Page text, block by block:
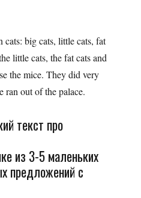
big cats, little cats, fat
little cats, the fat cats and
the mice. They did very
ran out of the palace.
текст про
из 3-5 маленьких
предложений с